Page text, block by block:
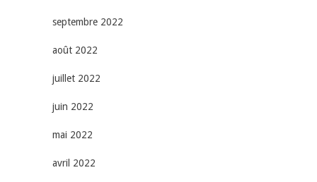
septembre 2022
août 2022
juillet 2022
juin 2022
mai 2022
avril 2022